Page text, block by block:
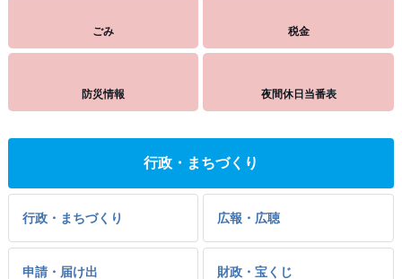
ごみ 税金
防災情報 夜間休日当番表
行政・まちづくり
行政・まちづくり 広報・広聴
申請・届け出 財政・宝くじ